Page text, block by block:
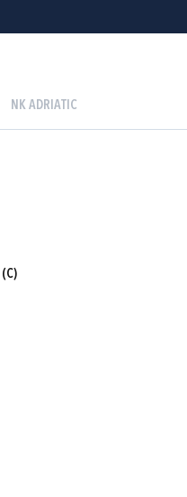
NK ADRIATIC
(C)